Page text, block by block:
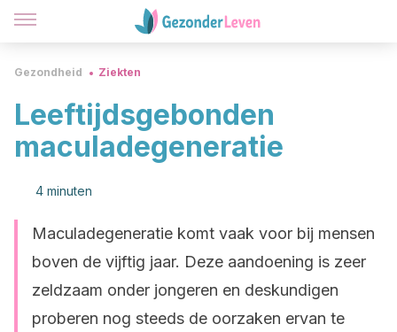
Gezondheid Ziekten
Leeftijdsgebonden
maculadegeneratie
4 minuten
Maculadegeneratie komt vaak voor bij mensen
boven de vijftig jaar. Deze aandoening is zeer
zeldzaam onder jongeren en deskundigen
proberen nog steeds de oorzaken ervan te